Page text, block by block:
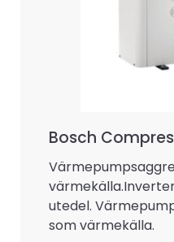
Bosch
utedel.
som värmekälla.